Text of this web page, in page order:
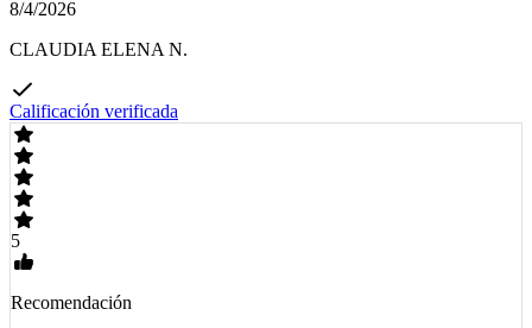
8/4/2026
CLAUDIA ELENA N.
Calificación verificada
5
Recomendación